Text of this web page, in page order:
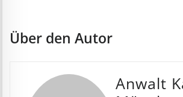
Über den Autor
Anwalt